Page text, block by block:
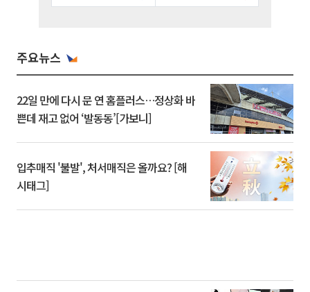
주요뉴스
22일 만에 다시 문 연 홈플러스…정상화 바
쁜데 재고 없어 ‘발동동’[가보니]
입추매직 '불발', 처서매직은 올까요? [해
시태그]